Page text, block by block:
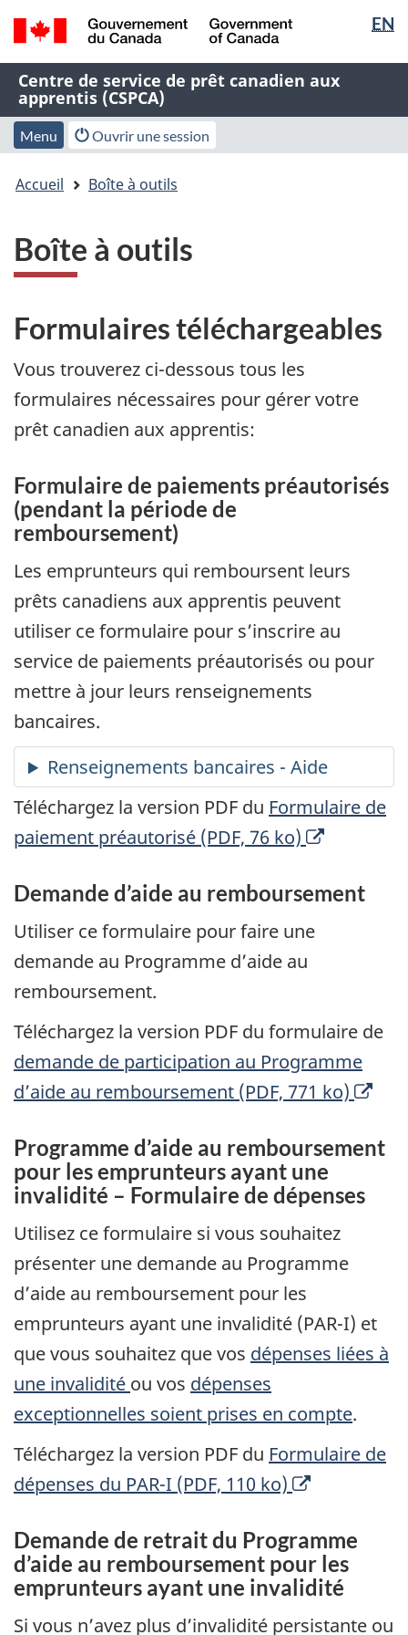
Passer
au
contenu
principal
Passer
à
« À
propos
cette
application
Passer
à
la
version
simplifiée
la
EN
/
Government
of
Canada
Nom
de
l'application
Web
Centre de service de prêt canadien aux
apprentis (CSPCA)
Menu
Menu
Menu
des
paramètres
compte
Ouvrir une session
êtes
Accueil Boîte à outils
Boîte à outils
Formulaires téléchargeables
Vous trouverez ci-dessous tous les
formulaires nécessaires pour gérer votre
prêt canadien aux apprentis:
Formulaire de paiements préautorisés
(pendant la période de
remboursement)
Les emprunteurs qui remboursent leurs
prêts canadiens aux apprentis peuvent
utiliser ce formulaire pour s’inscrire au
service de paiements préautorisés ou pour
mettre à jour leurs renseignements
bancaires.
Renseignements bancaires - Aide
Téléchargez la version PDF du Formulaire de
paiement préautorisé (PDF, 76 ko)
Ouvre
nouvelle
Demande d’aide au remboursement
Utiliser ce formulaire pour faire une
demande au Programme d’aide au
remboursement.
Téléchargez la version PDF du formulaire de
demande de participation au Programme
d’aide au remboursement (PDF, 771 ko)
O
v
n
o
e
Programme d’aide au remboursement
pour les emprunteurs ayant une
invalidité – Formulaire de dépenses
Utilisez ce formulaire si vous souhaitez
présenter une demande au Programme
d’aide au remboursement pour les
emprunteurs ayant une invalidité (PAR-I) et
que vous souhaitez que vos dépenses liées à
une invalidité ou vos dépenses
exceptionnelles soient prises en compte.
Téléchargez la version PDF du Formulaire de
dépenses du PAR-I (PDF, 110 ko)
O
v
r
e
Demande de retrait du Programme
d’aide au remboursement pour les
emprunteurs ayant une invalidité
Si vous n’avez plus d’invalidité persistante ou